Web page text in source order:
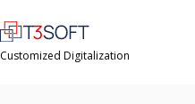
Customized Digitalization